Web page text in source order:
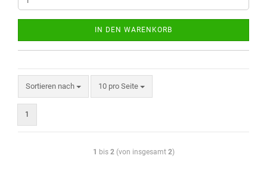
IN DEN WARENKORB
Sortieren nach 10 pro Seite
1
1 bis 2(von insgesamt 2)